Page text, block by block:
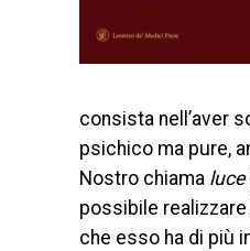
consista nell’aver
psichico ma pure,
Nostro chiama luce
possibile realizzare
che esso ha di più